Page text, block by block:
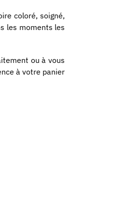
coloré, soigné,
les moments les
ou à vous
à votre panier